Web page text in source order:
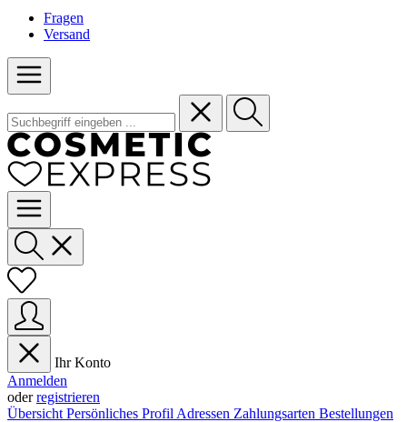
Fragen
Versand
Ihr Konto
Anmelden
oderregistrieren
Übersicht Persönliches Profil Adressen Zahlungsarten Bestellungen